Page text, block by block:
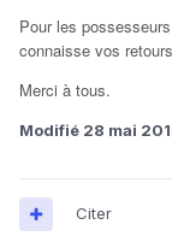
Pour les
connaisse vos retours
Merci à tous.
Modifié 28 mai
Citer